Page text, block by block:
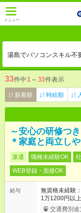
メニュー
湯島でパソコンスキル不
33件中1 ～ 33件表示
新着順 時給順
～安心の研修つ
＊家庭と両立し
派遣 職種未経験OK
WEB登録・面接OK
給与
無資格未経験
1万1200円以上
交通費別途